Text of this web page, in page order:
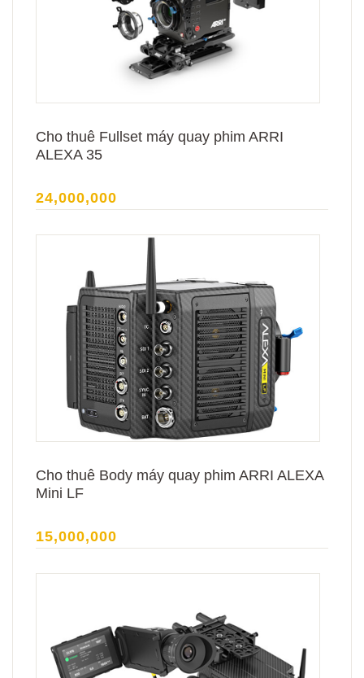
Cho thuê Fullset máy quay phim ARRI
ALEXA 35
24,000,000
Cho thuê Body máy quay phim ARRI ALEXA
Mini LF
15,000,000